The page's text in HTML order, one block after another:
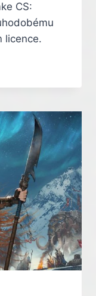
CS:
licence.